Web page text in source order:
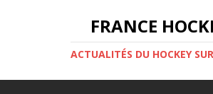
FRANCE
ACTUALITÉS DU HOCKEY